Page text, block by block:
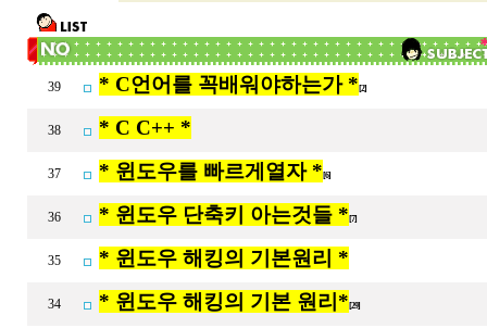
39 * C언어를 꼭배워야하는가 * [2]
38 * C C++ *
37 * 윈도우를 빠르게열자 * [6]
36 * 윈도우 단축키 아는것들 * [7]
35 * 윈도우 해킹의 기본원리 *
34 * 윈도우 해킹의 기본 원리* [29]